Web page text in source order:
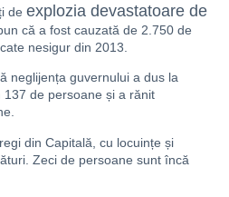
de explozia devastatoare de
că a fost cauzată de 2.750 de
nesigur din 2013.
neglijența guvernului a dus la
de persoane și a rănit
din Capitală, cu locuințe și
Zeci de persoane sunt încă